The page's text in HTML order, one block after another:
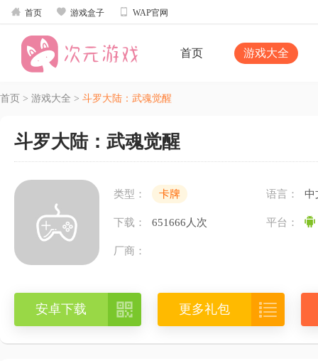
 首页  游戏盒子  WAP官网
首页 游戏大全
首页 > 游戏大全 > 斗罗大陆：武魂觉醒
斗罗大陆：武魂觉醒
类型： 卡牌 语言： 中
下载： 651666人次 平台：
厂商：
安卓下载  更多礼包 